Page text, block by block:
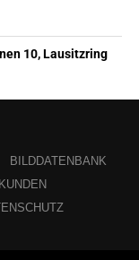
10, Lausitzring
BILDDATENBANK